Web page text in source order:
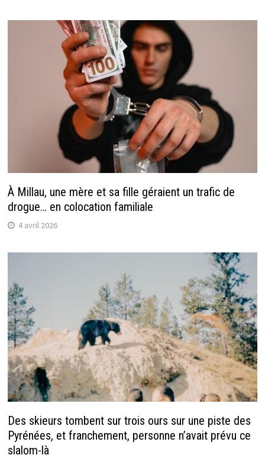
À Millau, une mère et sa fille géraient un trafic de
drogue… en colocation familiale
4 avril 2026
Des skieurs tombent sur trois ours sur une piste des
Pyrénées, et franchement, personne n’avait prévu ce
slalom-là